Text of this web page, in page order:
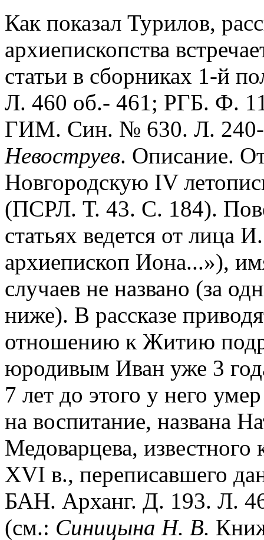
Как показал Турилов,
архиепископства
статьи в сборниках 1-й
Л. 460 об.- 461; РГБ. Ф.
ГИМ. Син. № 630. Л. 240-
Невоструев. Описание.
Новгородскую IV
(ПСРЛ. Т. 43. С. 184).
статьях ведется от лица
архиепископ Иона...»),
случаев не названо (за
ниже). В рассказе
отношению к Житию
юродивым Иван уже 3
7 лет до этого у него
на воспитание, названа
Медоварцева,
XVI в., переписавшего
БАН. Арханг. Д. 193. Л.
(см.: Синицына Н. В.